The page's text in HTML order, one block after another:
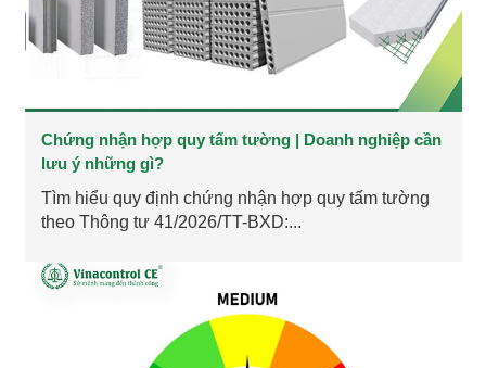
Chứng nhận hợp quy tấm tường | Doanh nghiệp cần
lưu ý những gì?
Tìm hiểu quy định chứng nhận hợp quy tấm tường
theo Thông tư 41/2026/TT-BXD:...